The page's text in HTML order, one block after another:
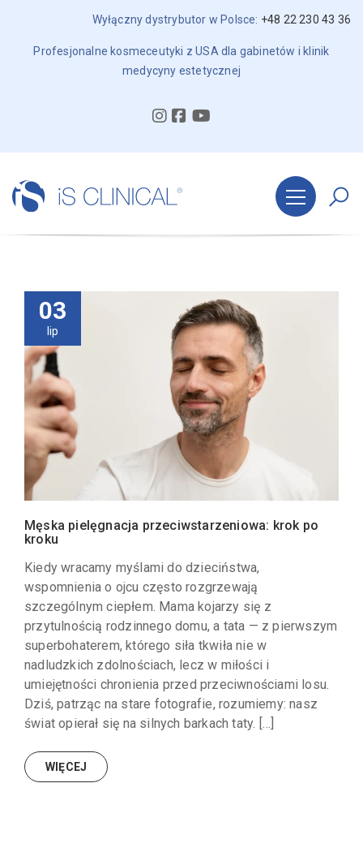
Wyłączny dystrybutor w Polsce: +48 22 230 43 36
Profesjonalne kosmeceutyki z USA dla gabinetów i klinik
medycyny estetycznej
03
lip
Męska pielęgnacja przeciwstarzeniowa: krok po
kroku
Kiedy wracamy myślami do dzieciństwa,
wspomnienia o ojcu często rozgrzewają
szczególnym ciepłem. Mama kojarzy się z
przytulnością rodzinnego domu, a tata — z pierwszym
superbohaterem, którego siła tkwiła nie w
nadludzkich zdolnościach, lecz w miłości i
umiejętności chronienia przed przeciwnościami losu.
Dziś, patrząc na stare fotografie, rozumiemy: nasz
świat opierał się na silnych barkach taty. […]
WIĘCEJ